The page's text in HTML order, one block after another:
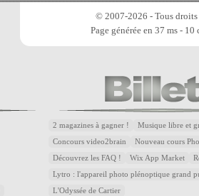
© 2007-2026 - Tous droits
Page générée en 37 ms - 10
2 magazines à gagner ! Musique libre et
Concours video2brain Nouveau cours
Découvrez les FAQ ! Wix App Market
Lytro : l'appareil photo plénoptique grand
L'Odyssée de Cartier